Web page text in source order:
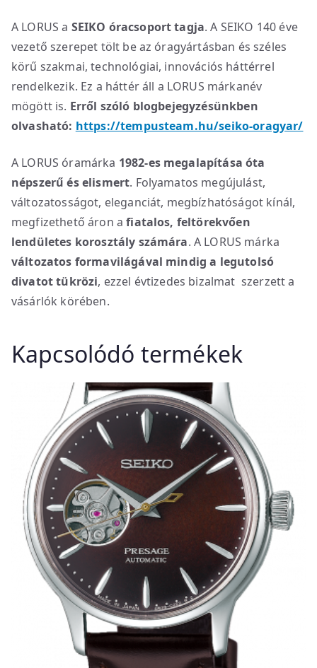
A LORUS a SEIKO óracsoport tagja. A SEIKO 140 éve
vezető szerepet tölt be az óragyártásban és széles
körű szakmai, technológiai, innovációs háttérrel
rendelkezik. Ez a háttér áll a LORUS márkanév
mögött is. Erről szóló blogbejegyzésünkben
olvasható: https://tempusteam.hu/seiko-oragyar/
A LORUS óramárka 1982-es megalapítása óta
népszerű és elismert. Folyamatos megújulást,
változatosságot, eleganciát, megbízhatóságot kínál,
megfizethető áron afiatalos, feltörekvően
lendületes korosztály számára. A LORUS márka
változatos formavilágával mindig a legutolsó
divatot tükrözi, ezzel évtizedes bizalmat szerzett a
vásárlók körében.
Kapcsolódó termékek